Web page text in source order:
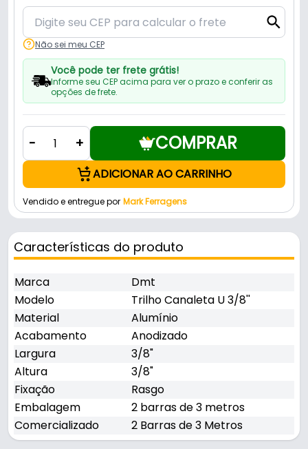
Não sei meu CEP
Você pode ter frete grátis!
Informe seu CEP acima para ver o prazo e conferir as
opções de frete.
- + COMPRAR
ADICIONAR AO CARRINHO
Vendido e entregue por Mark Ferragens
Características do produto
Marca
Dmt
Modelo
Trilho Canaleta U 3/8''
Material
Alumínio
Acabamento
Anodizado
Largura
3/8"
Altura
3/8"
Fixação
Rasgo
Embalagem
2 barras de 3 metros
Comercializado
2 Barras de 3 Metros